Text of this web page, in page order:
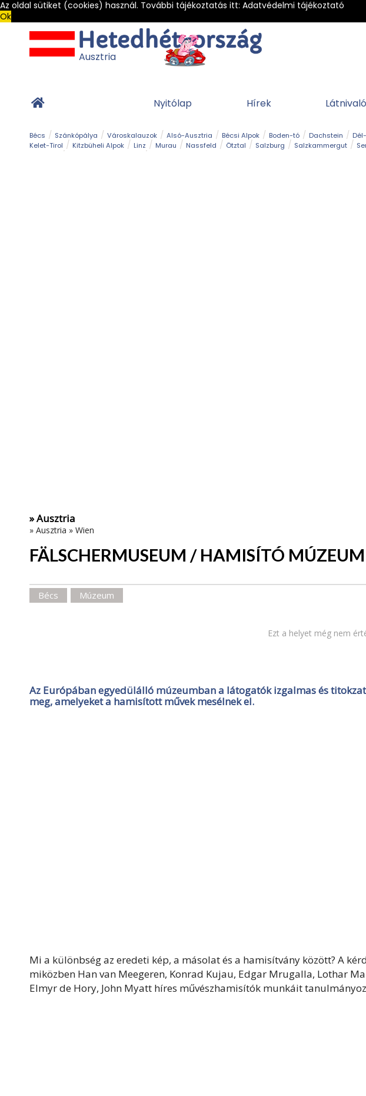
Az oldal sütiket (cookies) használ. További tájékoztatás itt: Adatvédelmi tájékoztató
Ok
Ausztria
Nyitólap Hírek
Bécs Szánkópálya Városkalauzok Alsó-Ausztria Bécsi Alpok Boden-tó Dachstein
Kelet-Tirol
Kitzbüheli Alpok Linz Murau Nassfeld Ötztal Salzburg Salzkammergut
» Ausztria
» Ausztria » Wien
FÄLSCHERMUSEUM / HAMISÍTÓ MÚZEUM
Bécs Múzeum
Ezt a helyet még nem
Az Európában egyedülálló múzeumban a látogatók izgalmas és
meg, amelyeket a hamisított művek mesélnek el.
Mi a különbség az eredeti kép, a másolat és a hamisítvány között? A
miközben Han van Meegeren, Konrad Kujau, Edgar Mrugalla, Lothar
Elmyr de Hory, John Myatt híres művészhamisítók munkáit